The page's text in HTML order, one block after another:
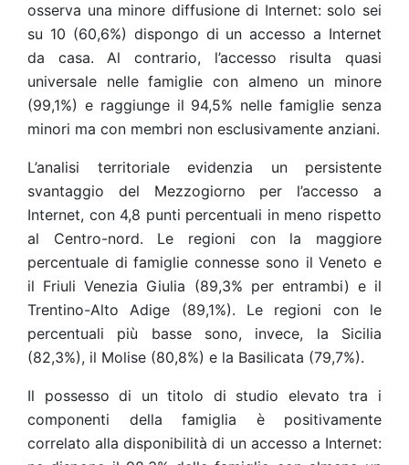
osserva una minore diffusione di Internet: solo sei
su 10 (60,6%) dispongo di un accesso a Internet
da casa. Al contrario, l’accesso risulta quasi
universale nelle famiglie con almeno un minore
(99,1%) e raggiunge il 94,5% nelle famiglie senza
minori ma con membri non esclusivamente anziani.
L’analisi territoriale evidenzia un persistente
svantaggio del Mezzogiorno per l’accesso a
Internet, con 4,8 punti percentuali in meno rispetto
al Centro-nord. Le regioni con la maggiore
percentuale di famiglie connesse sono il Veneto e
il Friuli Venezia Giulia (89,3% per entrambi) e il
Trentino-Alto Adige (89,1%). Le regioni con le
percentuali più basse sono, invece, la Sicilia
(82,3%), il Molise (80,8%) e la Basilicata (79,7%).
Il possesso di un titolo di studio elevato tra i
componenti della famiglia è positivamente
correlato alla disponibilità di un accesso a Internet: